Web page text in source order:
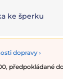
ke šperku
dopravy ›
předpokládané